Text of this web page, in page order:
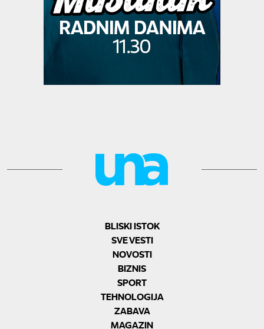
BLISKI ISTOK
SVE VESTI
NOVOSTI
BIZNIS
SPORT
TEHNOLOGIJA
ZABAVA
MAGAZIN